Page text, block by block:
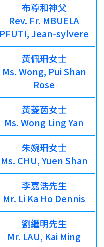
布尊和神父
Rev. Fr. MBUELA
PFUTI, Jean-sylvere
黃佩珊女士
Ms. Wong, Pui Shan
Rose
黃菱茵女士
Ms. Wong Ling Yan
朱婉珊女士
Ms. CHU, Yuen Shan
李嘉浩先生
Mr. Li Ka Ho Dennis
劉繼明先生
Mr. LAU, Kai Ming